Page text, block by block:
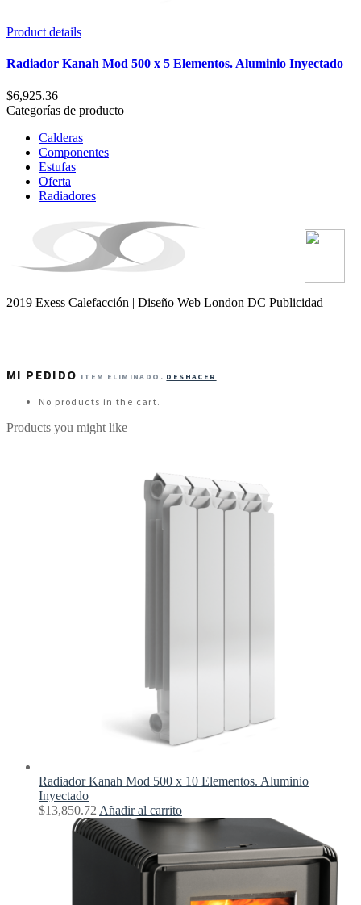
Product details
Radiador Kanah Mod 500 x 5 Elementos. Aluminio Inyectado
$6,925.36
Categorías de producto
Calderas
Componentes
Estufas
Oferta
Radiadores
2019 Exess Calefacción | Diseño Web London DC Publicidad
MI PEDIDO ITEM ELIMINADO. DESHACER
No products in the cart.
Products you might like
Radiador Kanah Mod 500 x 10 Elementos. Aluminio
Inyectado
$13,850.72 Añadir al carrito